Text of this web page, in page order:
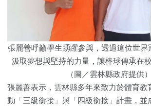
張麗善呼籲學生踴躍參與，透過這位世界
汲取夢想與堅持的力量，讓棒球傳承在
（圖／雲林縣政府提供）
張麗善表示，雲林縣多年來致力於體育教
動「三級銜接」與「四級銜接」計畫，並